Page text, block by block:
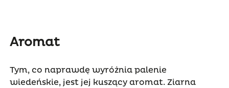
Aromat
Tym, co naprawdę wyróżnia palenie
wiedeńskie, jest jej kuszący aromat. Ziarna